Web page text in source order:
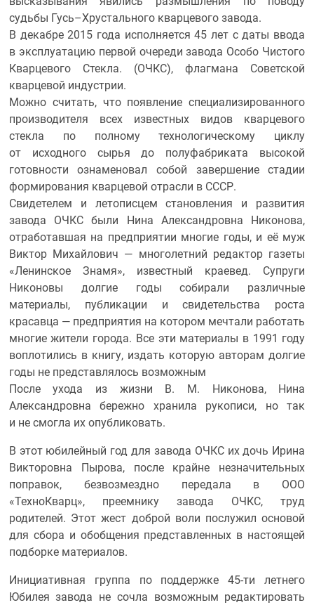
судьбы Гусь–Хрустального кварцевого завода.
В декабре 2015 года исполняется 45 лет с даты ввода
в эксплуатацию первой очереди завода Особо Чистого
Кварцевого Стекла. (ОЧКС), флагмана Советской
кварцевой индустрии.
Можно считать, что появление специализированного
производителя всех известных видов кварцевого
стекла по полному технологическому циклу
от исходного сырья до полуфабриката высокой
готовности ознаменовал собой завершение стадии
формирования кварцевой отрасли в СССР.
Свидетелем и летописцем становления и развития
завода ОЧКС были Нина Александровна Никонова,
отработавшая на предприятии многие годы, и её муж
Виктор Михайлович — многолетний редактор газеты
«Ленинское Знамя», известный краевед. Супруги
Никоновы долгие годы собирали различные
материалы, публикации и свидетельства роста
красавца — предприятия на котором мечтали работать
многие жители города. Все эти материалы в 1991 году
воплотились в книгу, издать которую авторам долгие
годы не представлялось возможным
После ухода из жизни В. М. Никонова, Нина
Александровна бережно хранила рукописи, но так
и не смогла их опубликовать.
В этот юбилейный год для завода ОЧКС их дочь Ирина
Викторовна Пырова, после крайне незначительных
поправок, безвозмездно передала в ООО
«ТехноКварц», преемнику завода ОЧКС, труд
родителей. Этот жест доброй воли послужил основой
для сбора и обобщения представленных в настоящей
подборке материалов.
Инициативная группа по поддержке 45-ти летнего
Юбилея завода не сочла возможным редактировать